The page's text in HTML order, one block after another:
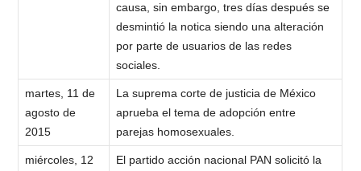
causa, sin embargo, tres días después se
desmintió la notica siendo una alteración
por parte de usuarios de las redes
sociales.
martes, 11 de
agosto de
2015
La suprema corte de justicia de México
aprueba el tema de adopción entre
parejas homosexuales.
miércoles, 12
El partido acción nacional PAN solicitó la